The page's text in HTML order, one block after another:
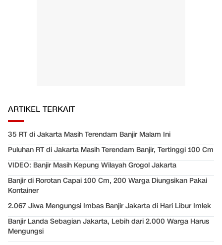
ARTIKEL TERKAIT
35 RT di Jakarta Masih Terendam Banjir Malam Ini
Puluhan RT di Jakarta Masih Terendam Banjir, Tertinggi 100 Cm
VIDEO: Banjir Masih Kepung Wilayah Grogol Jakarta
Banjir di Rorotan Capai 100 Cm, 200 Warga Diungsikan Pakai
Kontainer
2.067 Jiwa Mengungsi Imbas Banjir Jakarta di Hari Libur Imlek
Banjir Landa Sebagian Jakarta, Lebih dari 2.000 Warga Harus
Mengungsi